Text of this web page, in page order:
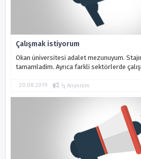
Çalışmak istiyorum
Okan üniversitesi adalet mezunuyum. Stajımı hukuk
tamamladim. Ayrıca farkli sektörlerde çalışma deneyimim oldu.
20.08.2019 İş Arıyorum